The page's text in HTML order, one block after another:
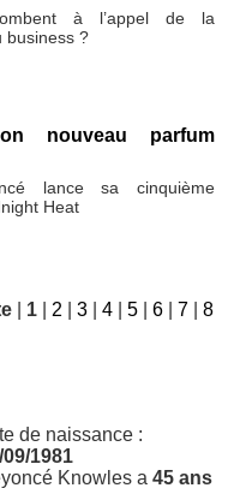
à l’appel de la
business ?
nouveau parfum
lance sa cinquième
Heat
1 2 3 4 5 6 7
8
de naissance :
09/1981
Knowles a 45 ans